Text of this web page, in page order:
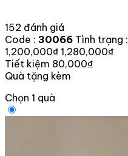
152 đánh giá
Code : 30066 Tình trạng :
1,200,000₫ 1,280,000₫
Tiết kiệm 80,000₫
Quà tặng kèm
Chọn 1 quà